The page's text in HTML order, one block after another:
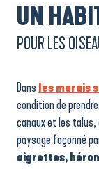
UN
POUR LES
Dans les marais
condition de
canaux et les talus,
paysage façonné
aigrettes,